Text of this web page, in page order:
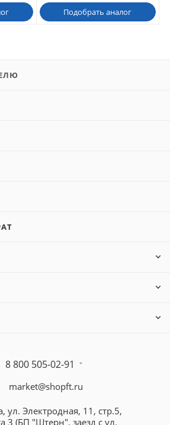
Подобрать аналог
8 800 505-02-91
market@shopft.ru
ул. Электродная, 11, стр.5,
3 (БП "Штерн", заезд с ул.